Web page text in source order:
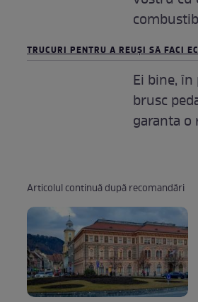
TRUCURI PENTRU A REUŞI SĂ FACI
Ei bine,
brusc
garanta o
Articolul continuă după recomandări